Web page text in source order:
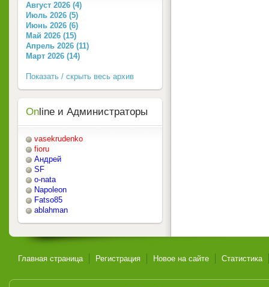
Август 2026 (4)
Июль 2026 (5)
Июнь 2026 (6)
Май 2026 (15)
Апрель 2026 (11)
Март 2026 (14)
Показать / скрыть весь архив
On line и Администраторы
vasekrudenko
fioru
Андрей
SF
o-nata
Napoleon
Fatso85
ablahman
Главная страница Регистрация Новое на сайте Статистика